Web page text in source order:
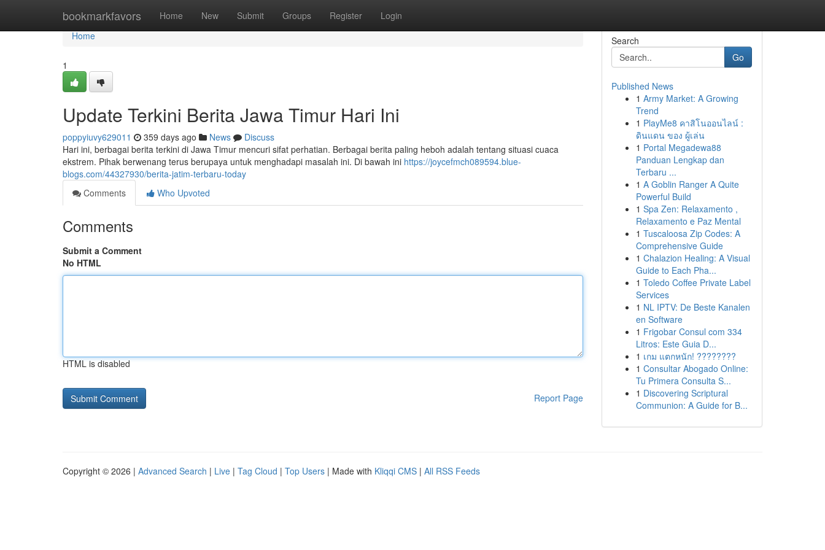
bookmarkfavors Home New Submit Groups Register Login
Home
Home
1
Update Terkini Berita Jawa Timur Hari Ini
poppyiuvy629011 359 days ago News
Discuss
Hari ini, berbagai berita terkini di Jawa Timur mencuri sifat perhatian. Berbagai berita paling heboh adalah tentang situasi cuaca
ekstrem. Pihak berwenang terus berupaya untuk menghadapi masalah ini. Di bawah ini https://joycefmch089594.blue-
blogs.com/44327930/berita-jatim-terbaru-today
Comments
Who Upvoted
Comments
Submit a Comment
No HTML
HTML is disabled
Report Page
Search
Go
Published News
1 Army Market: A Growing
Trend
1 PlayMe8 คาสิโนออนไลน์ :
ดินแดน ของ ผู้เล่น
1 Portal Megadewa88
Panduan Lengkap dan
Terbaru ...
1 A Goblin Ranger A Quite
Powerful Build
1 Spa Zen: Relaxamento ,
Relaxamento e Paz Mental
1 Tuscaloosa Zip Codes: A
Comprehensive Guide
1 Chalazion Healing: A Visual
Guide to Each Pha...
1 Toledo Coffee Private Label
Services
1 NL IPTV: De Beste Kanalen
en Software
1 Frigobar Consul com 334
Litros: Este Guia D...
1 เกม แตกหนัก! ????????
1 Consultar Abogado Online:
Tu Primera Consulta S...
1 Discovering Scriptural
Communion: A Guide for B...
Copyright © 2026 | Advanced Search | Live | Tag Cloud | Top Users | Made with Kliqqi CMS | All RSS Feeds